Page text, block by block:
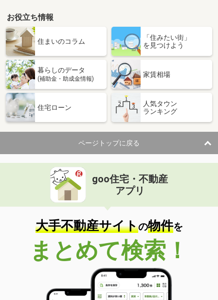
お役立ち情報
住まいのコラム
「住みたい街」
を見つけよう
暮らしのデータ
(補助金・助成金情報)
家賃相場
住宅ローン
人気タウン
ランキング
ページトップに戻る
goo住宅・不動産
アプリ
大手不動産サイトの物件を
まとめて検索！